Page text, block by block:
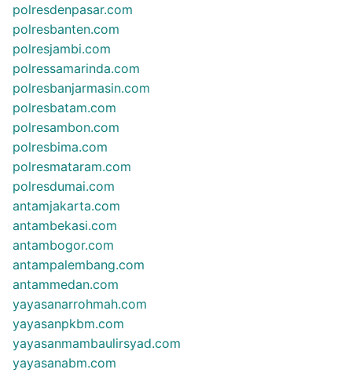
polresdenpasar.com
polresbanten.com
polresjambi.com
polressamarinda.com
polresbanjarmasin.com
polresbatam.com
polresambon.com
polresbima.com
polresmataram.com
polresdumai.com
antamjakarta.com
antambekasi.com
antambogor.com
antampalembang.com
antammedan.com
yayasanarrohmah.com
yayasanpkbm.com
yayasanmambaulirsyad.com
yayasanabm.com